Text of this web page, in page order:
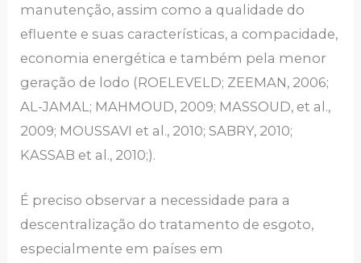
manutenção, assim como a qualidade do
efluente e suas características, a compacidade,
economia energética e também pela menor
geração de lodo (ROELEVELD; ZEEMAN, 2006;
AL-JAMAL; MAHMOUD, 2009; MASSOUD, et al.,
2009; MOUSSAVI et al., 2010; SABRY, 2010;
KASSAB et al., 2010;).
É preciso observar a necessidade para a
descentralização do tratamento de esgoto,
especialmente em países em